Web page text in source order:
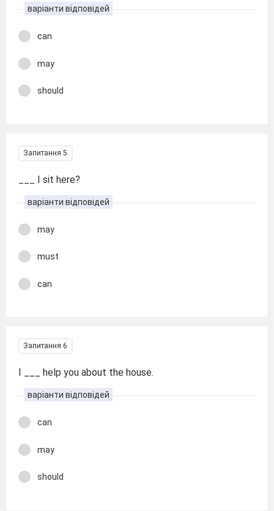
варіанти відповідей
can
may
should
Запитання 5
___ I sit here?
варіанти відповідей
may
must
can
Запитання 6
I ___ help you about the house.
варіанти відповідей
can
may
should